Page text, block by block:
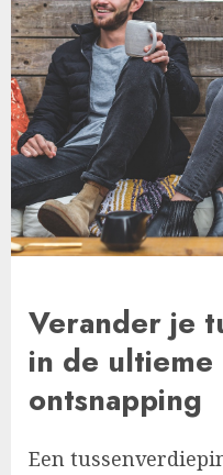
Verander je
in de
ontsnapping
Een